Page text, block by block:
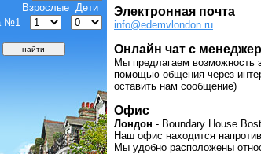
Взрослые Дети
№1
Электронная почта
info@edemvlondon.ru
Онлайн чат с
Мы предлагаем возможность
помощью общения через
оставить нам сообщение)
Офис
Лондон - Boundary House
Наш офис находится
Мы удобно расположены